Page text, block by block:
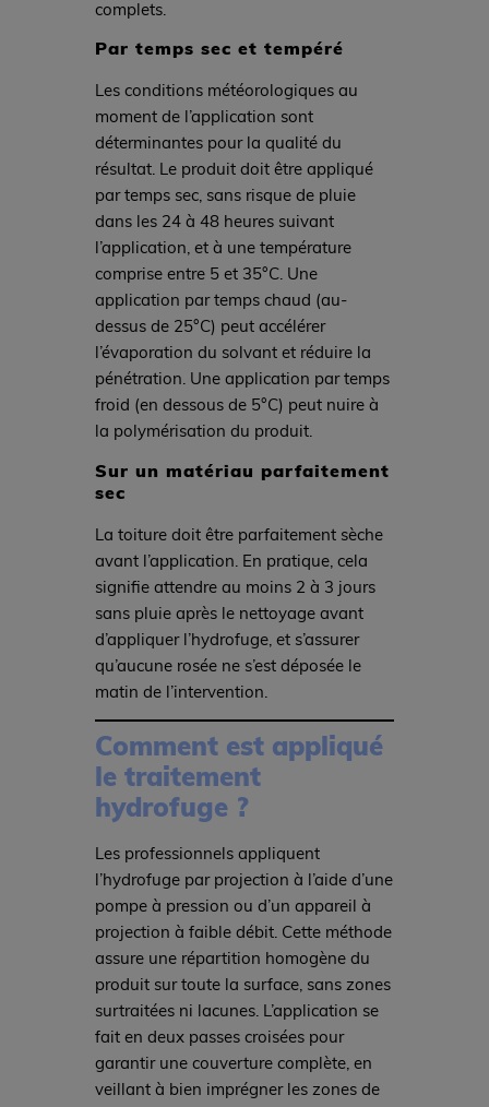
complets.
Par temps sec et tempéré
Les conditions météorologiques au
moment de l’application sont
déterminantes pour la qualité du
résultat. Le produit doit être appliqué
par temps sec, sans risque de pluie
dans les 24 à 48 heures suivant
l’application, et à une température
comprise entre 5 et 35°C. Une
application par temps chaud (au-
dessus de 25°C) peut accélérer
l’évaporation du solvant et réduire la
pénétration. Une application par temps
froid (en dessous de 5°C) peut nuire à
la polymérisation du produit.
Sur un matériau parfaitement
sec
La toiture doit être parfaitement sèche
avant l’application. En pratique, cela
signifie attendre au moins 2 à 3 jours
sans pluie après le nettoyage avant
d’appliquer l’hydrofuge, et s’assurer
qu’aucune rosée ne s’est déposée le
matin de l’intervention.
Comment est appliqué
le traitement
hydrofuge ?
Les professionnels appliquent
l’hydrofuge par projection à l’aide d’une
pompe à pression ou d’un appareil à
projection à faible débit. Cette méthode
assure une répartition homogène du
produit sur toute la surface, sans zones
surtraitées ni lacunes. L’application se
fait en deux passes croisées pour
garantir une couverture complète, en
veillant à bien imprégner les zones de